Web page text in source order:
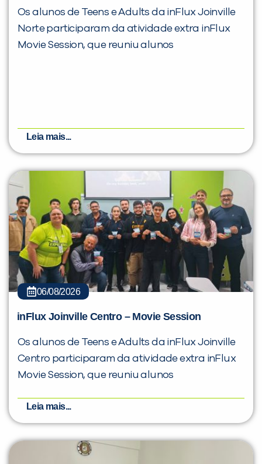
Os alunos de Teens e Adults da inFlux Joinville
Norte participaram da atividade extra inFlux
Movie Session, que reuniu alunos
Leia mais...
06/08/2026
inFlux Joinville Centro – Movie Session
Os alunos de Teens e Adults da inFlux Joinville
Centro participaram da atividade extra inFlux
Movie Session, que reuniu alunos
Leia mais...